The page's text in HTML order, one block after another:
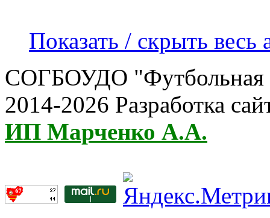
Показать / скрыть весь
СОГБОУДО "Футбольная
2014-2026 Разработка
ИП Марченко А.А.